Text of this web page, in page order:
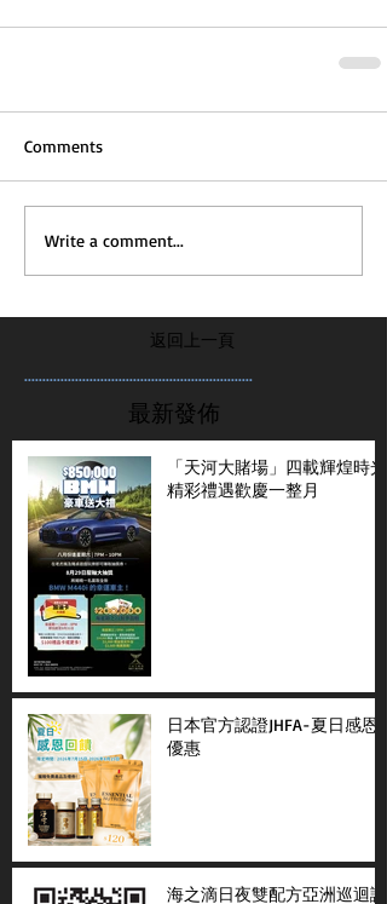
Comments
Write a comment...
返回上一頁
...............................................................
最新發佈
「天河大賭場」四載輝煌時光
精彩禮遇歡慶一整月
日本官方認證JHFA-夏日感恩
優惠
海之滴日夜雙配方亞洲巡迴講